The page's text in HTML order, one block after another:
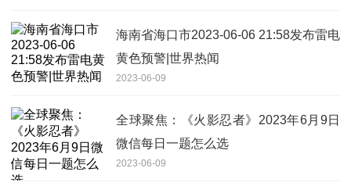
海南省海口市2023-06-06 21:58发布雷电
黄色预警|世界热闻
2023-06-09
全球聚焦：《火影忍者》2023年6月9日
微信每日一题怎么选
2023-06-09